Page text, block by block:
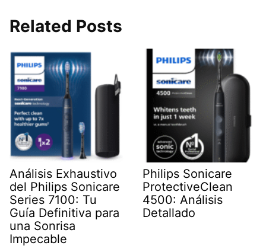
Related Posts
Análisis Exhaustivo
del Philips Sonicare
Series 7100: Tu
Guía Definitiva para
una Sonrisa
Impecable
Philips Sonicare
ProtectiveClean
4500: Análisis
Detallado